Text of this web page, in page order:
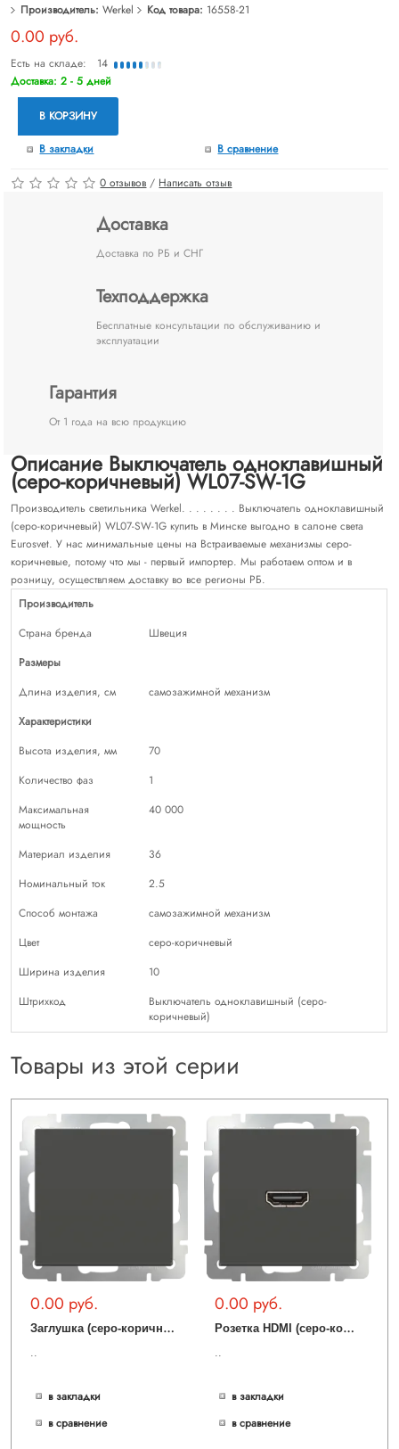
Производитель: Werkel Код товара: 16558-21
0.00 руб.
Есть на складе: 14
Доставка: 2 - 5 дней
В КОРЗИНУ
В закладки В сравнение
0 отзывов / Написать отзыв
Доставка
Доставка по РБ и СНГ
Техподдержка
Бесплатные консультации по обслуживанию и
эксплуатации
Гарантия
От 1 года на всю продукцию
Описание Выключатель одноклавишный
(серо-коричневый) WL07-SW-1G
Производитель светильника Werkel. . . . . . . . Выключатель одноклавишный
(серо-коричневый) WL07-SW-1G купить в Минске выгодно в салоне света
Eurosvet. У нас минимальные цены на Встраиваемые механизмы серо-
коричневые, потому что мы - первый импортер. Мы работаем оптом и в
розницу, осуществляем доставку во все регионы РБ.
Производитель
Страна бренда
Швеция
Размеры
Длина изделия, см
самозажимной механизм
Характеристики
Высота изделия, мм
70
Количество фаз
1
Максимальная
мощность
40 000
Материал изделия
36
Номинальный ток
2.5
Способ монтажа
самозажимной механизм
Цвет
серо-коричневый
Ширина изделия
10
Штрихкод
Выключатель одноклавишный (серо-
коричневый)
Товары из этой серии
0.00 руб.
З
аглушка (серо-коричневый) WL07-70-11
..
в закладки
в сравнение
0.00 руб.
Р
озетка HDMI (серо-коричневый) WL07-60-11
..
в закладки
в сравнение